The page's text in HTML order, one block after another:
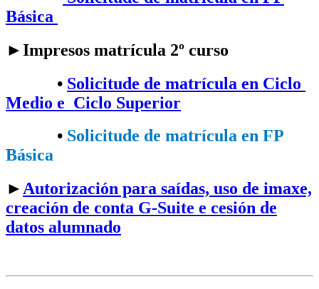
Básica
►Impresos matrícula 2º curso
•​ Solicitude de matrícula en Ciclo
Medio e Ciclo Superior
•​ Solicitude de matrícula en FP
Básica
►Autorización para saídas, uso de imaxe,
creación de conta G-Suite e cesión de
datos alumnado